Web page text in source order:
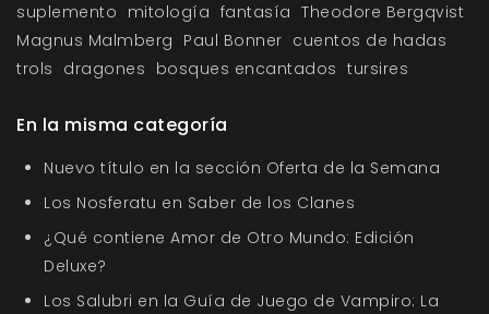
suplemento mitología fantasía Theodore Bergqvist
Magnus Malmberg Paul Bonner cuentos de hadas
trols dragones bosques encantados tursires
En la misma categoría
Nuevo título en la sección Oferta de la Semana
Los Nosferatu en Saber de los Clanes
¿Qué contiene Amor de Otro Mundo: Edición
Deluxe?
Los Salubri en la Guía de Juego de Vampiro: La